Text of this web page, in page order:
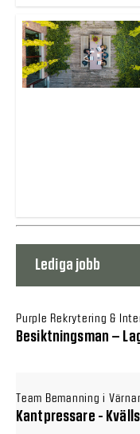
Lediga jobb
Purple Rekrytering &
Besiktningsman –
Team Bemanning i
Kantpressare -